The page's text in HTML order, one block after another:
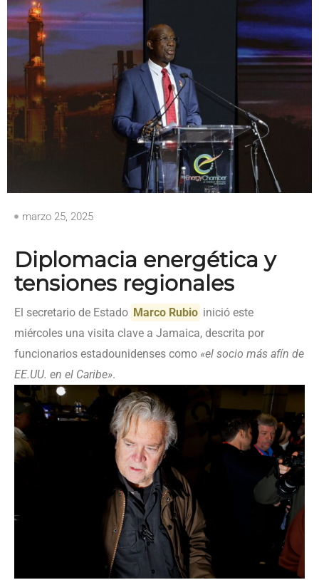
marzo 25, 2025
Diplomacia energética y
tensiones regionales
El secretario de Estado Marco Rubio inició este
miércoles una visita clave a Jamaica, descrita por
funcionarios estadounidenses como «el socio más afín de
EE.UU. en el Caribe».